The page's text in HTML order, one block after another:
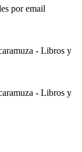
por email